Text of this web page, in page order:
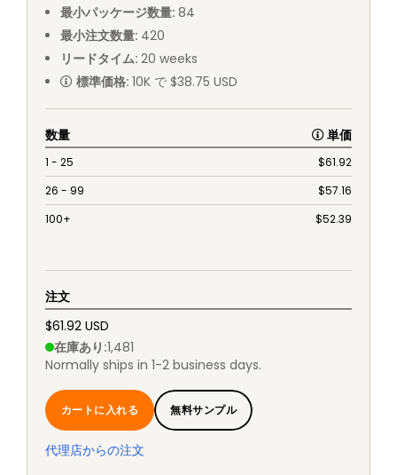
最小パッケージ数量: 84
最小注文数量: 420
リードタイム: 20 weeks
標準価格: 10K で $38.75 USD
数量 単価
1 - 25 $61.92
26 - 99
$57.16
100+
$52.39
注文
$61.92 USD
在庫あり :1,481
Normally ships in 1-2 business days.
カートに入れる 無料サンプル
代理店からの注文